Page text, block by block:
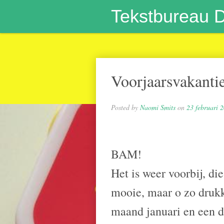
Tekstbureau
Posted by Naomi Smits on 23 februari
BAM!
Het is weer voorbij, die
mooie, maar o zo
maand januari en een